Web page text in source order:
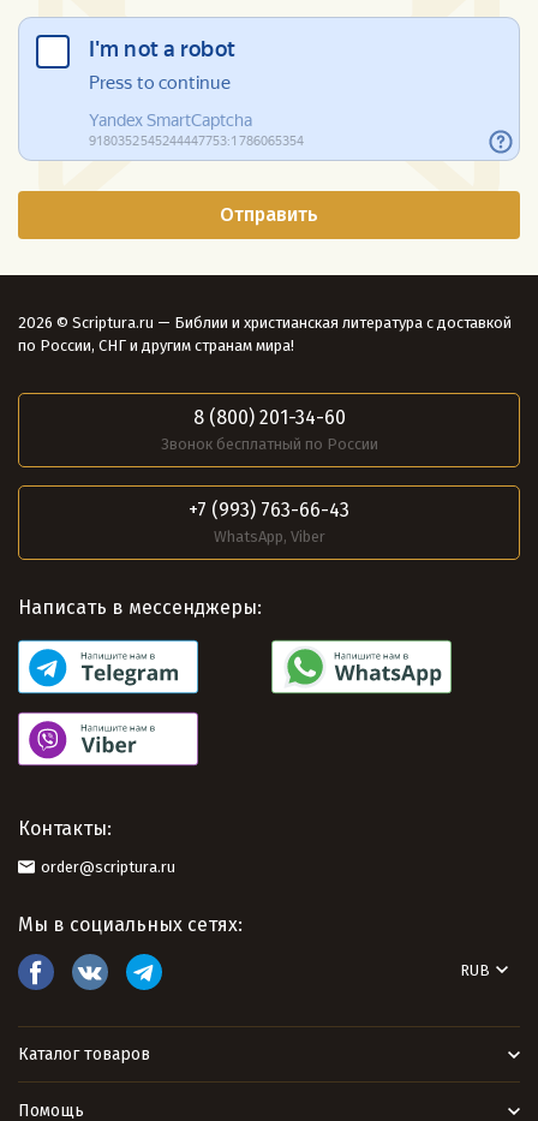
2026 © Scriptura.ru — Библии и христианская литература с доставкой
по России, СНГ и другим странам мира!
8 (800) 201-34-60
Звонок бесплатный по России
+7 (993) 763-66-43
WhatsApp, Viber
Написать в мессенджеры:
Контакты:
order@scriptura.ru
Мы в социальных сетях:
RUB
Каталог товаров
Помощь